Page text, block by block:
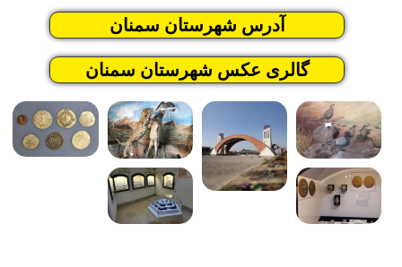
آدرس شهرستان سمنان
گالری عکس شهرستان سمنان